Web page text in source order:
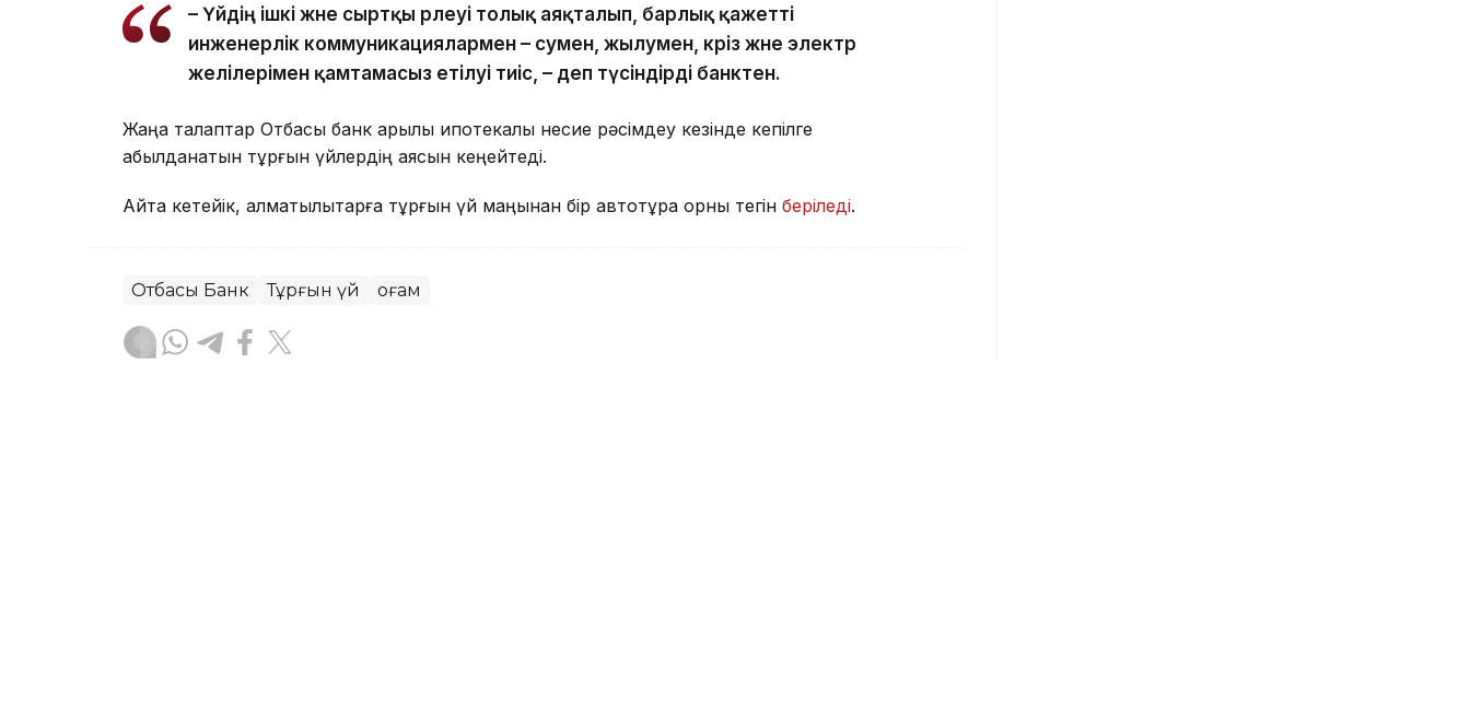
– Үйдің ішкі және сыртқы әрлеуі толық аяқталып, барлық қажетті
инженерлік коммуникациялармен – сумен, жылумен, кәріз және электр
желілерімен қамтамасыз етілуі тиіс, – деп түсіндірді банктен.
Жаңа талаптар Отбасы банк арқылы ипотекалық несие рәсімдеу кезінде кепілге
қабылданатын тұрғын үйлердің аясын кеңейтеді.
Айта кетейік, алматылықтарға тұрғын үй маңынан бір автотұрақ орны тегін беріледі.
Отбасы Банк Тұрғын үй Қоғам